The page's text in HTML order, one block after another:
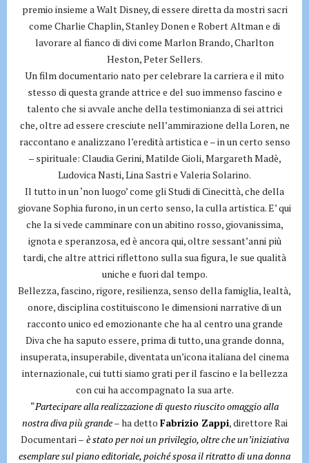
premio insieme a Walt Disney, di essere diretta da mostri sacri
come Charlie Chaplin, Stanley Donen e Robert Altman e di
lavorare al fianco di divi come Marlon Brando, Charlton
Heston, Peter Sellers.
Un film documentario nato per celebrare la carriera e il mito
stesso di questa grande attrice e del suo immenso fascino e
talento che si avvale anche della testimonianza di sei attrici
che, oltre ad essere cresciute nell’ammirazione della Loren, ne
raccontano e analizzano l’eredità artistica e – in un certo senso
– spirituale: Claudia Gerini, Matilde Gioli, Margareth Madè,
Ludovica Nasti, Lina Sastri e Valeria Solarino.
Il tutto in un ‘non luogo’ come gli Studi di Cinecittà, che della
giovane Sophia furono, in un certo senso, la culla artistica. E’ qui
che la si vede camminare con un abitino rosso, giovanissima,
ignota e speranzosa, ed è ancora qui, oltre sessant’anni più
tardi, che altre attrici riflettono sulla sua figura, le sue qualità
uniche e fuori dal tempo.
Bellezza, fascino, rigore, resilienza, senso della famiglia, lealtà,
onore, disciplina costituiscono le dimensioni narrative di un
racconto unico ed emozionante che ha al centro una grande
Diva che ha saputo essere, prima di tutto, una grande donna,
insuperata, insuperabile, diventata un’icona italiana del cinema
internazionale, cui tutti siamo grati per il fascino e la bellezza
con cui ha accompagnato la sua arte.
“Partecipare alla realizzazione di questo riuscito omaggio alla
nostra diva più grande– ha detto Fabrizio Zappi, direttore Rai
Documentari – è stato per noi un privilegio, oltre che un’iniziativa
esemplare sul piano editoriale, poiché sposa il ritratto di una donna